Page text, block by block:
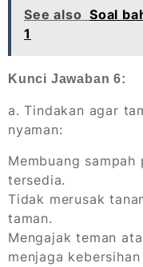
See also Soal
1
Kunci Jawaban 6:
a. Tindakan agar
nyaman:
Membuang
tersedia.
Tidak merusak
taman.
Mengajak teman
menjaga kebersihan